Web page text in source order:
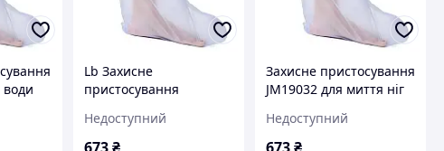
води
Lb Захисне
пристосування
чохол для гіпсу захист
від випадання води на
Недоступний
Захисне пристосування
JM19032 для миття ніг
від випадання води на
рану
Недоступний